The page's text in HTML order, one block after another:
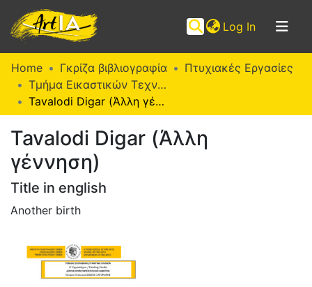
Log In (current)
Communities
Collections
Browse ArtIA
Statistics
Home Γκρίζα βιβλιογραφία
Πτυχιακές Εργασίες
Τμήμα Εικαστικών Τεχνών (Π. Ε.)
Tavalodi Digar (Άλλη γέννηση)
Tavalodi Digar (Άλλη
γέννηση)
Title in english
Another birth